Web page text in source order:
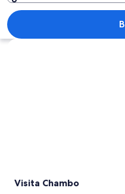
Explorar mapa
Visita Chambo